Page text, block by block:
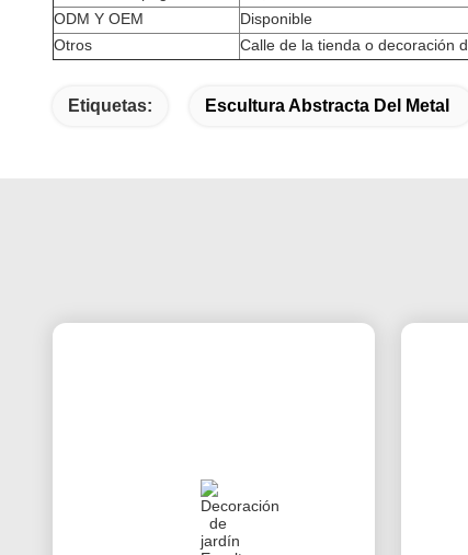
ODM Y OEM
Disponible
Otros
Calle de la tienda o decoración
Etiquetas: Escultura Abstracta Del Metal